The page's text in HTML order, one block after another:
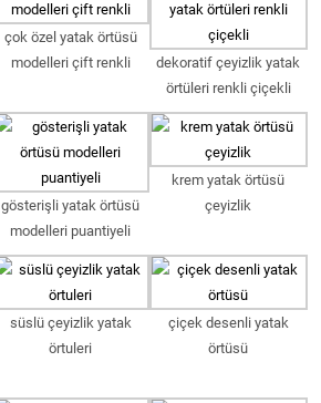
çok özel yatak örtüsü
modelleri çift renkli
dekoratif çeyizlik yatak
örtüleri renkli çiçekli
gösterişli yatak örtüsü
modelleri puantiyeli
krem yatak örtüsü
çeyizlik
süslü çeyizlik yatak
örtuleri
çiçek desenli yatak
örtüsü